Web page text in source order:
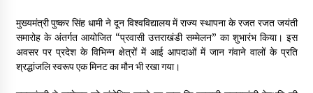
Thought Of The Day 12 May
May 12, 2022
मुख्यमंत्री पुष्कर सिंह धामी ने दून विश्वविद्यालय में राज्य स्थापना के रजत रजत जयंती
समारोह के अंतर्गत आयोजित “प्रवासी उत्तराखंडी सम्मेलन” का शुभारंभ किया। इस
अवसर पर प्रदेश के विभिन्न क्षेत्रों में आई आपदाओं में जान गंवाने वालों के प्रति
श्रद्धांजलि स्वरूप एक मिनट का मौन भी रखा गया।